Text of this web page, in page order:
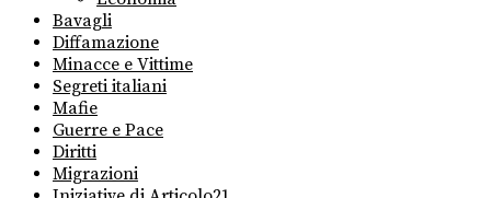
Bavagli
Diffamazione
Minacce e Vittime
Segreti italiani
Mafie
Guerre e Pace
Diritti
Migrazioni